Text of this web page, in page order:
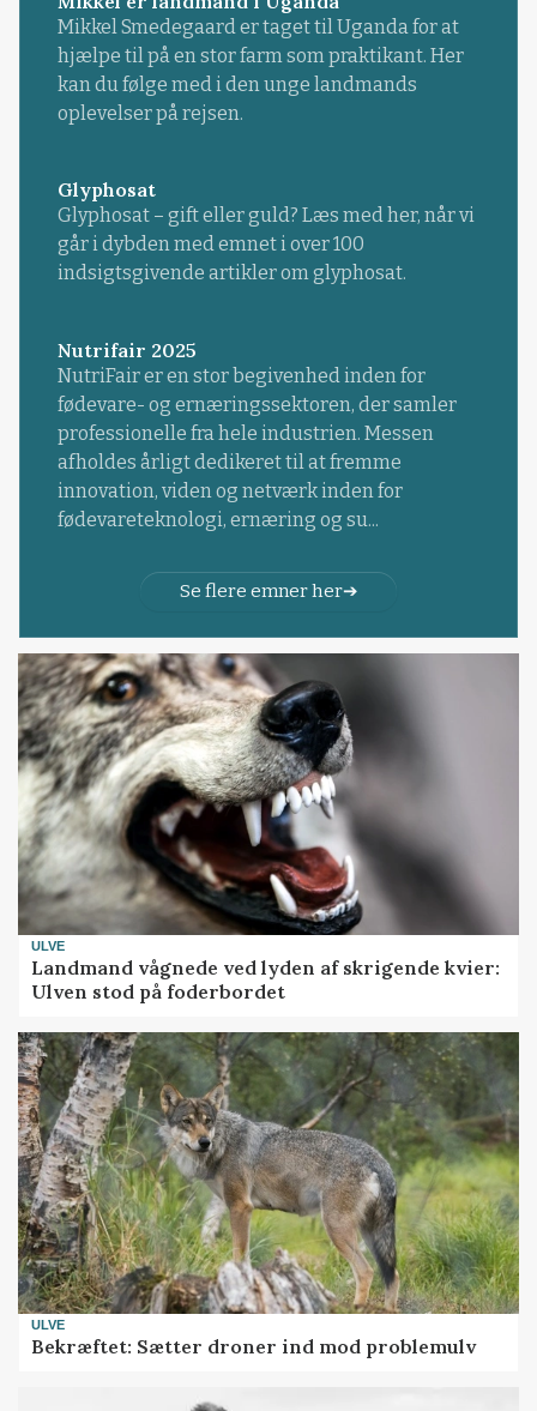
Mikkel Smedegaard er taget til Uganda for at
hjælpe til på en stor farm som praktikant. Her
kan du følge med i den unge landmands
oplevelser på rejsen.
Glyphosat
Glyphosat – gift eller guld? Læs med her, når vi
går i dybden med emnet i over 100
indsigtsgivende artikler om glyphosat.
Nutrifair 2025
NutriFair er en stor begivenhed inden for
fødevare- og ernæringssektoren, der samler
professionelle fra hele industrien. Messen
afholdes årligt dedikeret til at fremme
innovation, viden og netværk inden for
fødevareteknologi, ernæring og su...
Se flere emner her
ULVE
Landmand vågnede ved lyden af skrigende kvier:
Ulven stod på foderbordet
ULVE
Bekræftet: Sætter droner ind mod problemulv